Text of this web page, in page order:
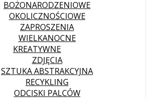
BOŻONARODZENIOWE
OKOLICZNOŚCIOWE
ZAPROSZENIA
WIELKANOCNE
KREATYWNE
ZDJĘCIA
SZTUKA ABSTRAKCYJNA
RECYKLING
ODCISKI PALCÓW